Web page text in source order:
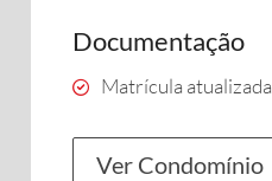
Documentação
Matrícula atualizada
Ver Condomínio